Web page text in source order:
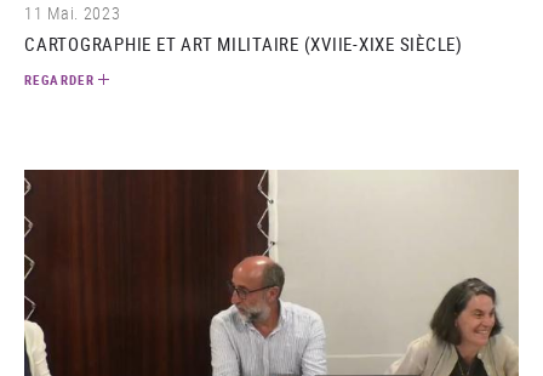
11 Mai. 2023
CARTOGRAPHIE ET ART MILITAIRE (XVIIE-XIXE SIÈCLE)
REGARDER